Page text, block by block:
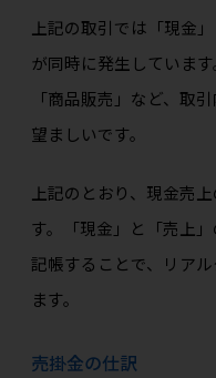
上記の取引では「現金
が同時に発生していま
「商品販売」など、取
望ましいです。
上記のとおり、現金売
す。「現金」と「売上
記帳することで、リア
ます。
売掛金の仕訳